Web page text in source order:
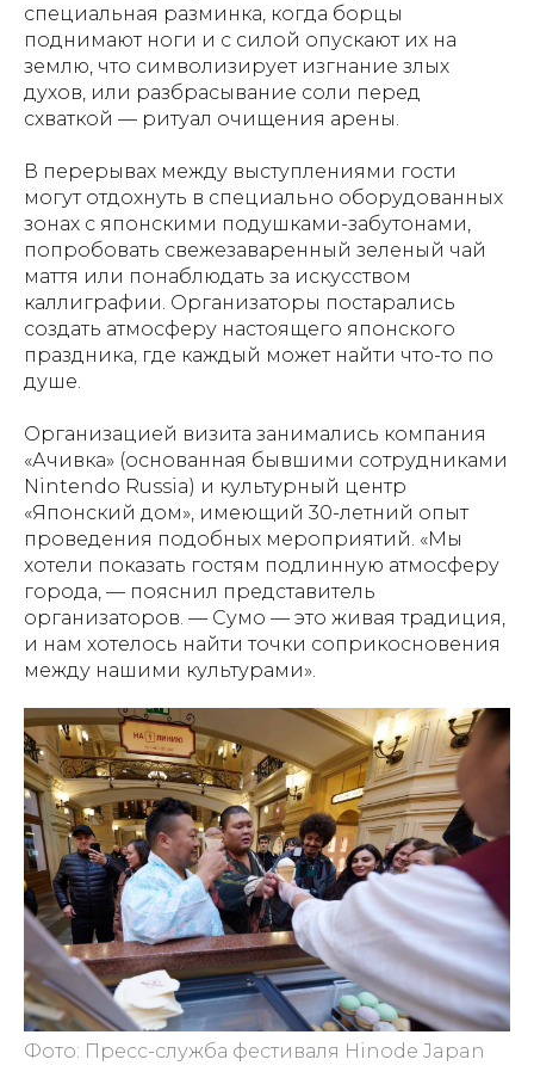
специальная разминка, когда борцы
поднимают ноги и с силой опускают их на
землю, что символизирует изгнание злых
духов, или разбрасывание соли перед
схваткой — ритуал очищения арены.
В перерывах между выступлениями гости
могут отдохнуть в специально оборудованных
зонах с японскими подушками-забутонами,
попробовать свежезаваренный зеленый чай
маття или понаблюдать за искусством
каллиграфии. Организаторы постарались
создать атмосферу настоящего японского
праздника, где каждый может найти что-то по
душе.
Организацией визита занимались компания
«Ачивка» (основанная бывшими сотрудниками
Nintendo Russia) и культурный центр
«Японский дом», имеющий 30-летний опыт
проведения подобных мероприятий. «Мы
хотели показать гостям подлинную атмосферу
города, — пояснил представитель
организаторов. — Сумо — это живая традиция,
и нам хотелось найти точки соприкосновения
между нашими культурами».
Фото: Пресс-служба фестиваля Hinode Japan